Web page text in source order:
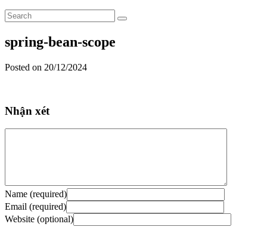
spring-bean-scope
Posted on 20/12/2024
Nhận xét
Name (required)
Email (required)
Website (optional)